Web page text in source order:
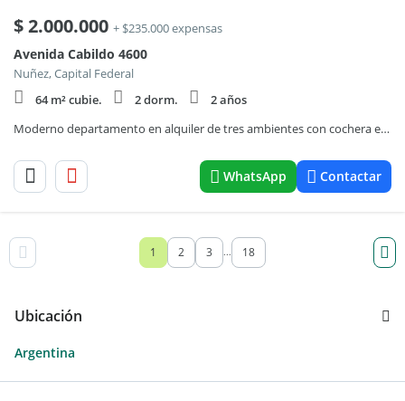
$2.000.000 + $235.000 expensas
Avenida Cabildo 4600
Nuñez, Capital Federal
64 m² cubie.
2 dorm.
2 años
Moderno departamento en alquiler de tres ambientes con cochera en Núñez.
WhatsApp Contactar
1 2 3 ... 18
Ubicación
Argentina